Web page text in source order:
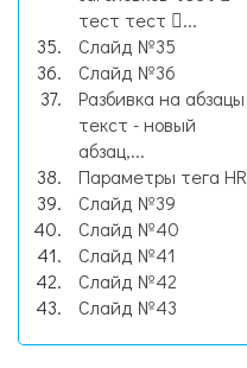
тест тест ...
Слайд №35
Слайд №36
Разбивка на абзацы
текст - новый
абзац,...
Параметры тега HR
Слайд №39
Слайд №40
Слайд №41
Слайд №42
Слайд №43